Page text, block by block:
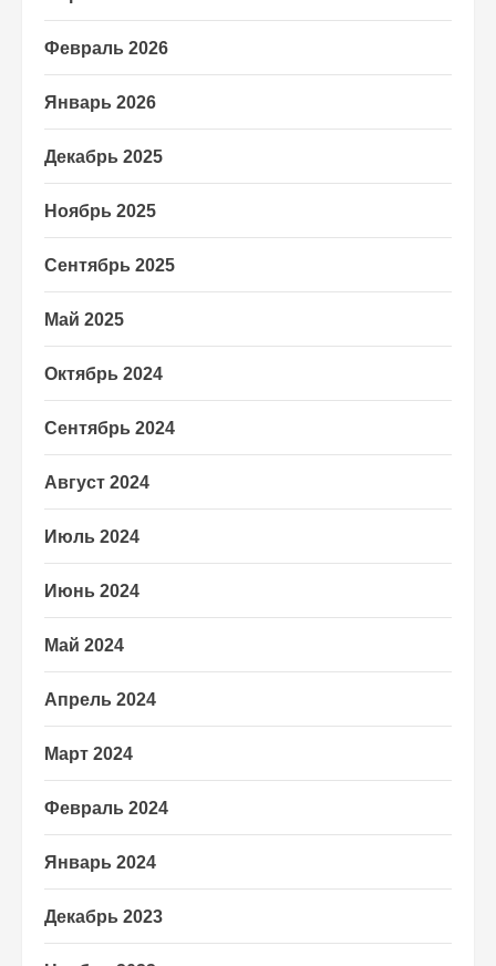
Февраль 2026
Январь 2026
Декабрь 2025
Ноябрь 2025
Сентябрь 2025
Май 2025
Октябрь 2024
Сентябрь 2024
Август 2024
Июль 2024
Июнь 2024
Май 2024
Апрель 2024
Март 2024
Февраль 2024
Январь 2024
Декабрь 2023